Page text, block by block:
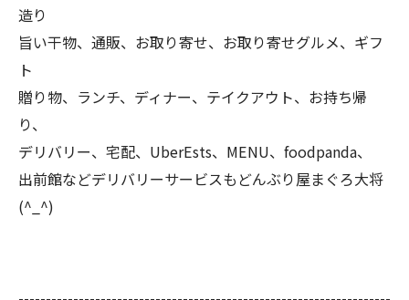
造り
旨い干物、通販、お取り寄せ、お取り寄せグルメ、ギフ
ト
贈り物、ランチ、ディナー、テイクアウト、お持ち帰
り、
デリバリー、宅配、UberEsts、MENU、foodpanda、
出前館などデリバリーサービスもどんぶり屋まぐろ大将
(^_^)